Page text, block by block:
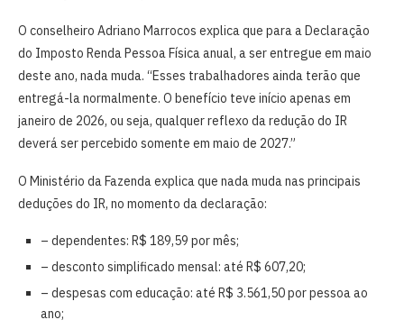
O conselheiro Adriano Marrocos explica que para a Declaração
do Imposto Renda Pessoa Física anual, a ser entregue em maio
deste ano, nada muda. “Esses trabalhadores ainda terão que
entregá-la normalmente. O benefício teve início apenas em
janeiro de 2026, ou seja, qualquer reflexo da redução do IR
deverá ser percebido somente em maio de 2027.”
O Ministério da Fazenda explica que nada muda nas principais
deduções do IR, no momento da declaração:
– dependentes: R$ 189,59 por mês;
– desconto simplificado mensal: até R$ 607,20;
– despesas com educação: até R$ 3.561,50 por pessoa ao
ano;